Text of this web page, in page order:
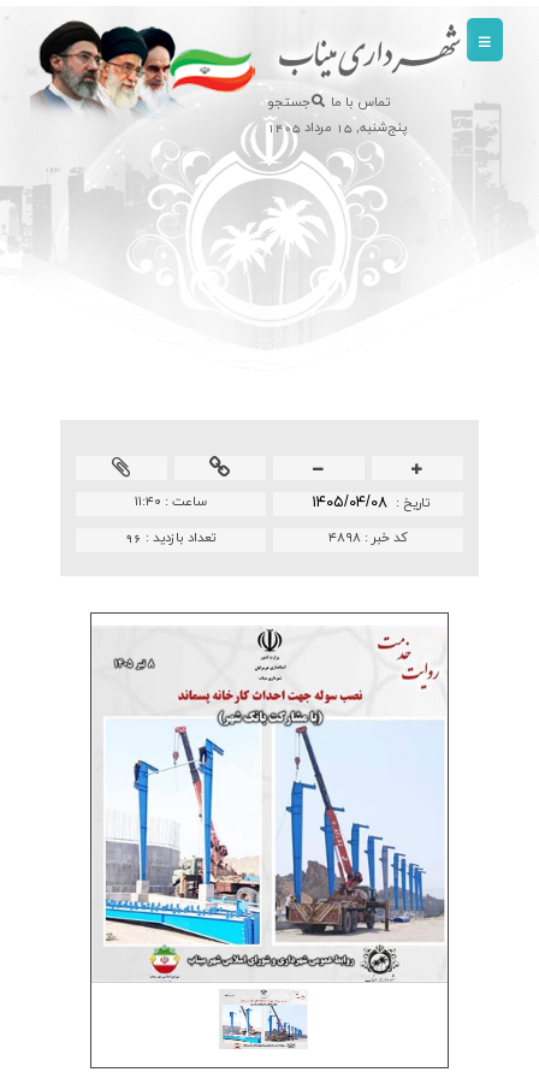
تماس با ما
جستجو
پنج‌شنبه, 15 مرداد 1405
ساعت : ۱۱:۴۰ تاريخ : ۱۴۰۵/۰۴/۰۸
تعداد بازدید : 96 کد خبر :۴۸۹۸